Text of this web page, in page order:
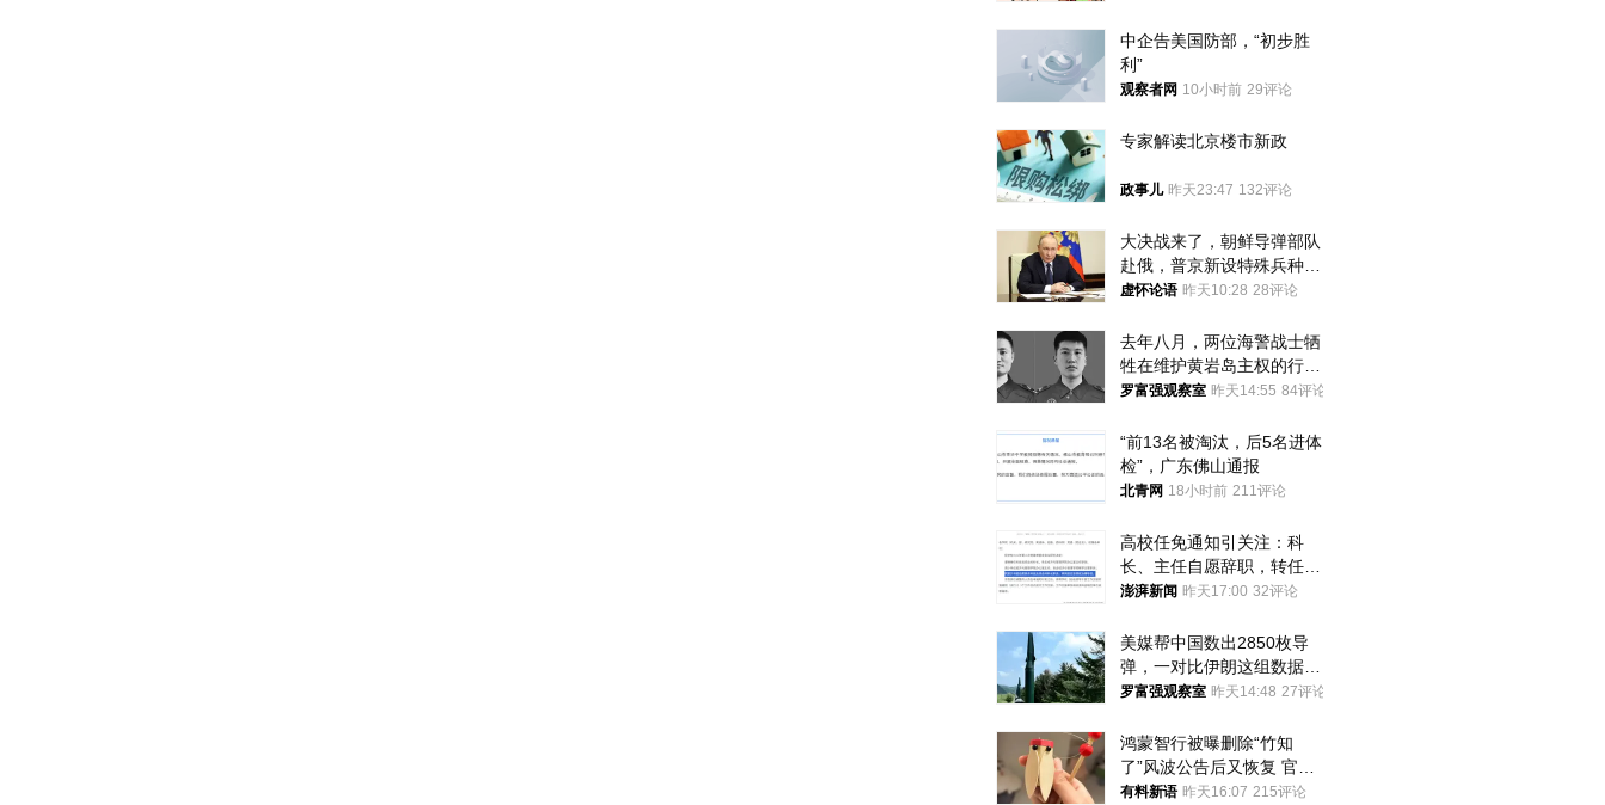
中企告美国防部，“初步胜
利”
观察者网 10小时前 29评论
专家解读北京楼市新政
政事儿 昨天23:47 132评论
大决战来了，朝鲜导弹部队
赴俄，普京新设特殊兵种，
76岁老将扛旗
虚怀论语 昨天10:28 28评论
去年八月，两位海警战士牺
牲在维护黄岩岛主权的行动
中
罗富强观察室 昨天14:55 84评论
“前13名被淘汰，后5名进体
检”，广东佛山通报
北青网 18小时前 211评论
高校任免通知引关注：科
长、主任自愿辞职，转任思
政辅导员
澎湃新闻 昨天17:00 32评论
美媒帮中国数出2850枚导
弹，一对比伊朗这组数据，
发现出大事了
罗富强观察室 昨天14:48 27评论
鸿蒙智行被曝删除“竹知
了”风波公告后又恢复 官媒
曾力挺：劝华为要大度的，
有料新语 昨天16:07 215评论